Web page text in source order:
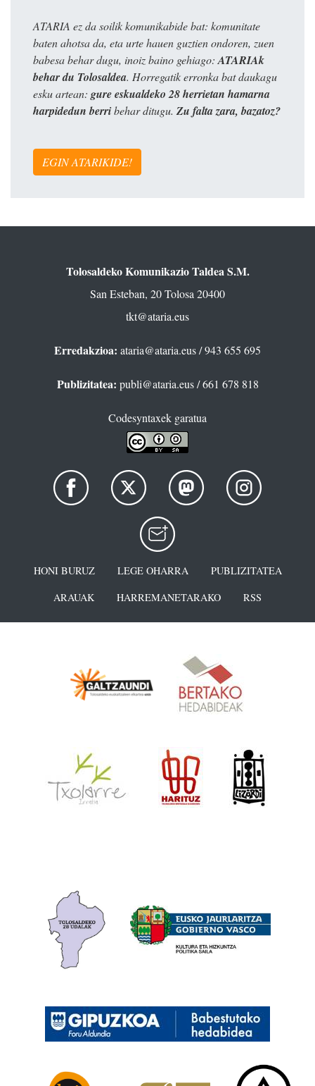
ATARIA ez da soilik komunikabide bat: komunitate
baten ahotsa da, eta urte hauen guztien ondoren, zuen
babesa behar dugu, inoiz baino gehiago:ATARIAk
behar du Tolosaldea. Horregatik erronka bat daukagu
esku artean: gure eskualdeko 28 herrietan hamarna
harpidedun berribehar ditugu. Zu falta zara, bazatoz?
EGIN ATARIKIDE!
Tolosaldeko Komunikazio Taldea S.M.
San Esteban, 20 Tolosa 20400
tkt@ataria.eus
Erredakzioa: ataria@ataria.eus/ 943 655 695
Publizitatea: publi@ataria.eus/ 661 678 818
Codesyntaxek garatua
HONI BURUZ LEGE OHARRA
PUBLIZITATEA
ARAUAK
HARREMANETARAKO RSS